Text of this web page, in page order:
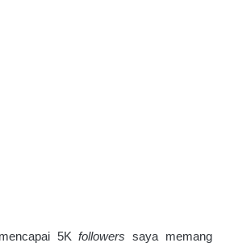
5K followers saya memang